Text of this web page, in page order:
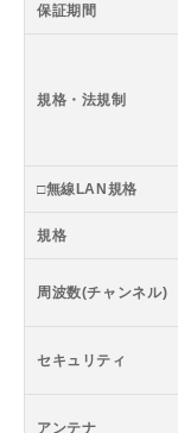
保証期間
規格・法規制
□無線LAN規格
規格
周波数(チャンネル)
セキュリティ
アンテナ